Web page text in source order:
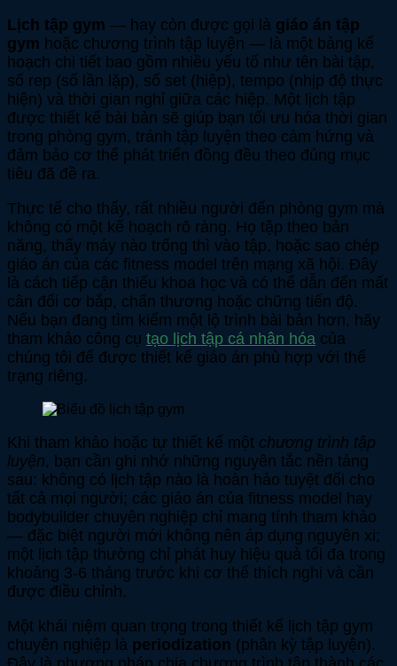
Lịch tập gym — hay còn được gọi là giáo án tập
gym hoặc chương trình tập luyện — là một bảng kế
hoạch chi tiết bao gồm nhiều yếu tố như tên bài tập,
số rep (số lần lặp), số set (hiệp), tempo (nhịp độ thực
hiện) và thời gian nghỉ giữa các hiệp. Một lịch tập
được thiết kế bài bản sẽ giúp bạn tối ưu hóa thời gian
trong phòng gym, tránh tập luyện theo cảm hứng và
đảm bảo cơ thể phát triển đồng đều theo đúng mục
tiêu đã đề ra.
Thực tế cho thấy, rất nhiều người đến phòng gym mà
không có một kế hoạch rõ ràng. Họ tập theo bản
năng, thấy máy nào trống thì vào tập, hoặc sao chép
giáo án của các fitness model trên mạng xã hội. Đây
là cách tiếp cận thiếu khoa học và có thể dẫn đến mất
cân đối cơ bắp, chấn thương hoặc chững tiến độ.
Nếu bạn đang tìm kiếm một lộ trình bài bản hơn, hãy
tham khảo công cụ tạo lịch tập cá nhân hóa của
chúng tôi để được thiết kế giáo án phù hợp với thể
trạng riêng.
Khi tham khảo hoặc tự thiết kế một chương trình tập
luyện, bạn cần ghi nhớ những nguyên tắc nền tảng
sau: không có lịch tập nào là hoàn hảo tuyệt đối cho
tất cả mọi người; các giáo án của fitness model hay
bodybuilder chuyên nghiệp chỉ mang tính tham khảo
— đặc biệt người mới không nên áp dụng nguyên xi;
một lịch tập thường chỉ phát huy hiệu quả tối đa trong
khoảng 3-6 tháng trước khi cơ thể thích nghi và cần
được điều chỉnh.
Một khái niệm quan trọng trong thiết kế lịch tập gym
chuyên nghiệp là periodization (phân kỳ tập luyện).